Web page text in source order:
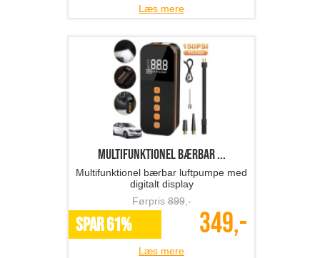
Læs mere
multifunktionel bærbar ...
Multifunktionel bærbar luftpumpe med
digitalt display
Førpris899,-
SPAR 61% 349,-
Læs mere